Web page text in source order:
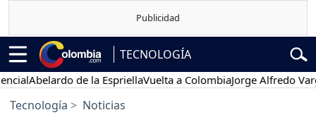
TECNOLOGÍA
Abelardo de la EspriellaVuelta a ColombiaJorge Alfredo Vargas
Tecnología Noticias